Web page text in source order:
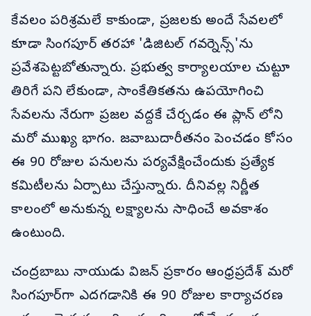
కేవలం పరిశ్రమలే కాకుండా, ప్రజలకు అందే సేవలలో
కూడా సింగపూర్ తరహా 'డిజిటల్ గవర్నెన్స్'ను
ప్రవేశపెట్టబోతున్నారు. ప్రభుత్వ కార్యాలయాల చుట్టూ
తిరిగే పని లేకుండా, సాంకేతికతను ఉపయోగించి
సేవలను నేరుగా ప్రజల వద్దకే చేర్చడం ఈ ప్లాన్ లోని
మరో ముఖ్య భాగం. జవాబుదారీతనం పెంచడం కోసం
ఈ 90 రోజుల పనులను పర్యవేక్షించేందుకు ప్రత్యేక
కమిటీలను ఏర్పాటు చేస్తున్నారు. దీనివల్ల నిర్ణీత
కాలంలో అనుకున్న లక్ష్యాలను సాధించే అవకాశం
ఉంటుంది.
చంద్రబాబు నాయుడు విజన్ ప్రకారం ఆంధ్రప్రదేశ్ మరో
సింగపూర్‌గా ఎదగడానికి ఈ 90 రోజుల కార్యాచరణ